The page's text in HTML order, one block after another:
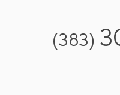
(383)